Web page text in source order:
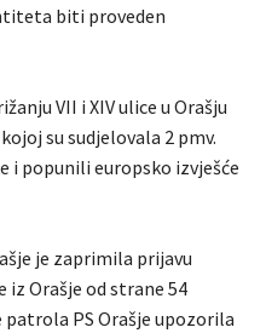
biti proveden
VII i XIV ulice u Orašju
su sudjelovala 2 pmv.
i popunili europsko izvješće
je zaprimila prijavu
iz Orašje od strane 54
patrola PS Orašje upozorila